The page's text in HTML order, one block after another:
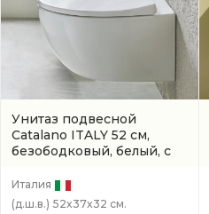
Унитаз подвесной
Catalano ITALY 52 см,
безободковый, белый, с
(0711520001 / 1VS52RIT00)
Италия
(д.ш.в.) 52x37x32 см.